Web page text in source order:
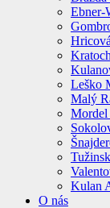
Ebner-
Leško
Malý
Mordel
Kulan
O nás